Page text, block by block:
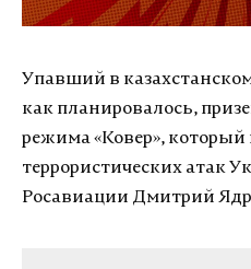
Упавший в
как планировалось,
режима «Ковер», который
террористических атак
Росавиации Дмитрий